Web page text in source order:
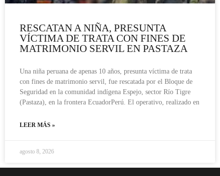
RESCATAN A NIÑA, PRESUNTA
VÍCTIMA DE TRATA CON FINES DE
MATRIMONIO SERVIL EN PASTAZA
Una niña peruana de apenas 10 años, presunta víctima de trata
con fines de matrimonio servil, fue rescatada por el Bloque de
Seguridad en la comunidad indígena Espejo, sector Río Tigre
(Pastaza), en la frontera EcuadorPerú. El operativo, realizado en
LEER MÁS »
agosto 8, 2026